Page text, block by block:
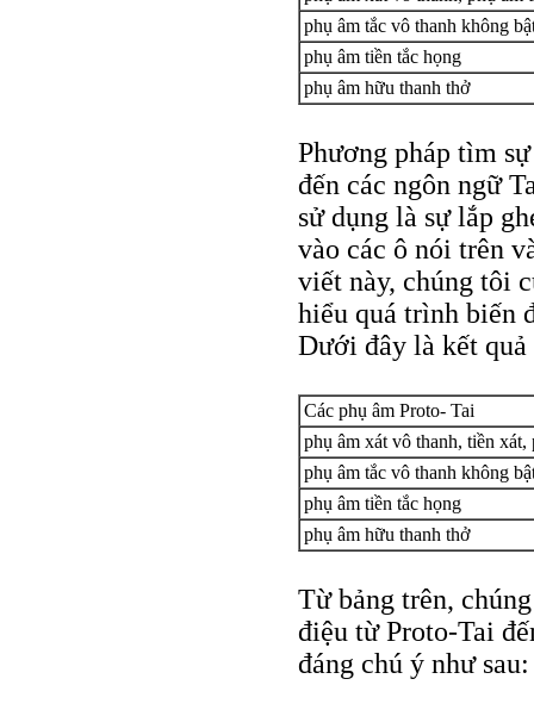
phụ âm tắc vô thanh không
phụ âm tiền tắc họng
phụ âm hữu thanh thở
Phương pháp tìm
đến các ngôn ngữ
sử dụng là sự lắp
vào các ô nói trên
viết này, chúng tôi
hiểu quá trình biến
Dưới đây là kết quả
Các phụ âm Proto- Tai
phụ âm xát vô thanh, tiền
phụ âm tắc vô thanh không
phụ âm tiền tắc họng
phụ âm hữu thanh thở
Từ bảng trên,
điệu từ Proto-Tai
đáng chú ý như sau: